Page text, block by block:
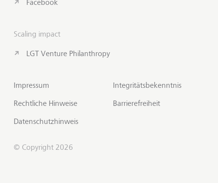
Facebook
Scaling impact
LGT Venture Philanthropy
Impressum
Rechtliche Hinweise
Datenschutzhinweis
Integritätsbekenntnis
Barrierefreiheit
© Copyright 2026